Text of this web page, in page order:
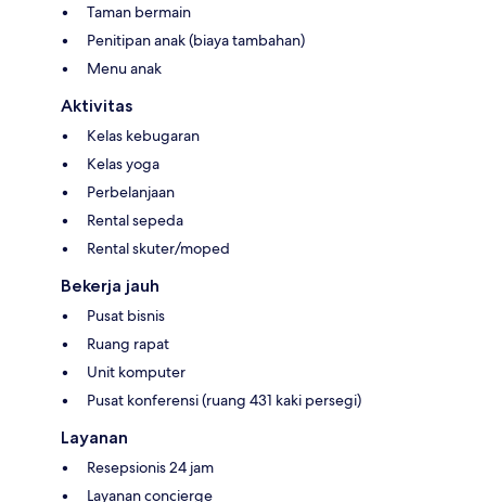
Taman bermain
Penitipan anak (biaya tambahan)
Menu anak
Aktivitas
Kelas kebugaran
Kelas yoga
Perbelanjaan
Rental sepeda
Rental skuter/moped
Bekerja jauh
Pusat bisnis
Ruang rapat
Unit komputer
Pusat konferensi (ruang 431 kaki persegi)
Layanan
Resepsionis 24 jam
Layanan concierge